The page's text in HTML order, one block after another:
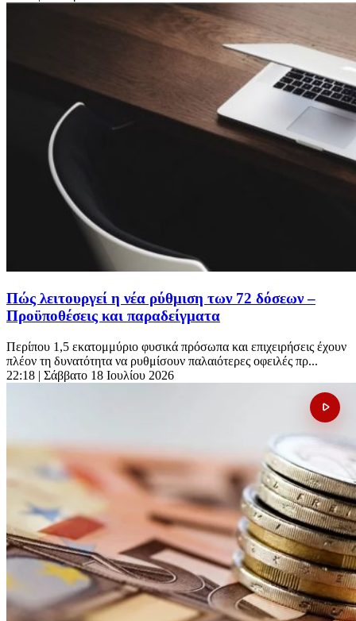
Πώς λειτουργεί η νέα ρύθμιση των 72 δόσεων –
Προϋποθέσεις και παραδείγματα
Περίπου 1,5 εκατομμύριο φυσικά πρόσωπα και επιχειρήσεις έχουν
πλέον τη δυνατότητα να ρυθμίσουν παλαιότερες οφειλές πρ...
22:18 | Σάββατο 18 Ιουλίου 2026